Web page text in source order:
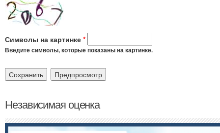
Символы на картинке *
Введите символы, которые показаны на картинке.
Независимая оценка